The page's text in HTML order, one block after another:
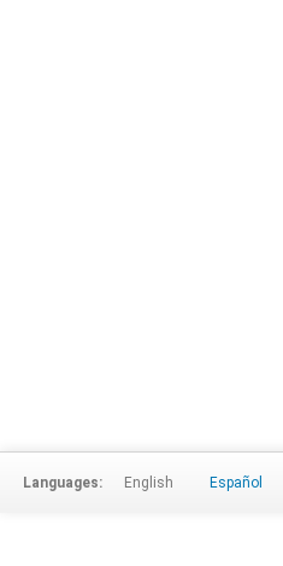
Languages: English Español